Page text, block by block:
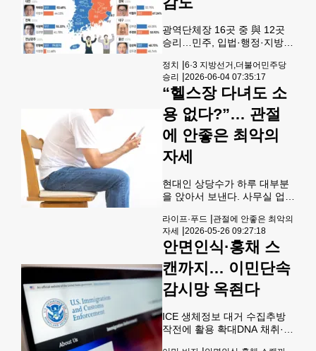
던 SUV 차량이 들이 받으면서
에 타고 있던 한 소년이 열려
있던 차량 유리창문 밖으로까
량 대시캠 영상에 잡혔다.그러
나
광역단체장 16곳 중 與 12곳
승리…민주, 입법·행정·지방권
론 작동했지만…정권 견제심
리도 확인민주 차기 전대서 친
명 vs 친청 계파 대결 예상…여
야 모두 권력지형 재편 가능
성 [그래픽] 6·3 지방선거 광역
단체장 선거 결과(09시30분
현재)(서울=연합뉴스) 이재윤
원형민 기자 = 6·3 지방선거의
어민주당의 승리로 귀결된 전
망이다. 하지만 최대 격전지인
오세훈 후보가 더불어민주당
정원오 후보를 누르고 승리했
다. 오 후보는 개표 막판까지
정치 |6·3 지방선거,더불어민주당
승리 |2026-06-04 07:35:17
“헬스장 다녀도 소
용 없다?”… 관절
에 안좋은 최악의
자세
현대인 상당수가 하루 대부분
을 앉아서 보낸다. 사무실 업무
하면 하루 8~12시간을 거의 움
직이지 않는 경우도 드물지 않
다. 관절 전문가들은 잘못된 운
동이나 운동 부족보다 이 ‘오래
앉아 있는 생활’을 더 경계해야
할 습관으로 꼽는다. 비싼 영양
제나 격한 운동보다 평소 자주
몸을 움직이는 것이 관절 건강
에 더 중요할 수 있다는 설명이
다. 연골·관절 보존 분야 전문
라이프·푸드 |관절에 안좋은 최악의
자세 |2026-05-26 09:27:18
안면인식·홍채 스
캔까지… 이민단속
감시망 옥죈다
ICE 생체정보 대거 수집추방
작전에 활용 확대DNA 채취·위